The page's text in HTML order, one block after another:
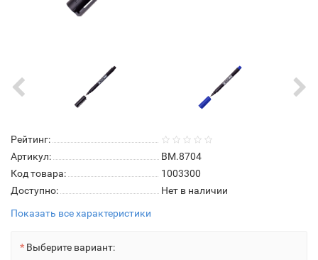
Рейтинг:
Артикул:
BM.8704
Код товара:
1003300
Доступно:
Нет в наличии
Показать все характеристики
Выберите вариант: